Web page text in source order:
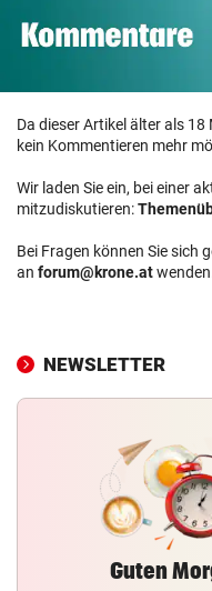
Da dieser Artikel älter als
kein Kommentieren mehr
Wir laden Sie ein, bei einer
mitzudiskutieren:
Bei Fragen können Sie sich
an forum@krone.at
NEWSLETTER
Guten